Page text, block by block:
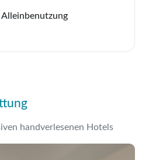
handverlesenen Hotels